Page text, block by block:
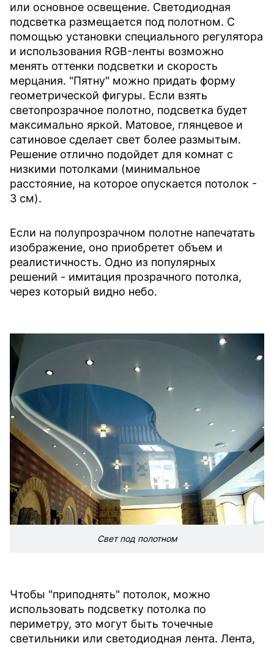
или основное освещение. Светодиодная
подсветка размещается под полотном. С
помощью установки специального регулятора
и использования RGB-ленты возможно
менять оттенки подсветки и скорость
мерцания. "Пятну" можно придать форму
геометрической фигуры. Если взять
светопрозрачное полотно, подсветка будет
максимально яркой. Матовое, глянцевое и
сатиновое сделает свет более размытым.
Решение отлично подойдет для комнат с
низкими потолками (минимальное
расстояние, на которое опускается потолок -
3 см).
Если на полупрозрачном полотне напечатать
изображение, оно приобретет объем и
реалистичность. Одно из популярных
решений - имитация прозрачного потолка,
через который видно небо.
Свет под полотном
Чтобы "приподнять" потолок, можно
использовать подсветку потолка по
периметру, это могут быть точечные
светильники или светодиодная лента. Лента,